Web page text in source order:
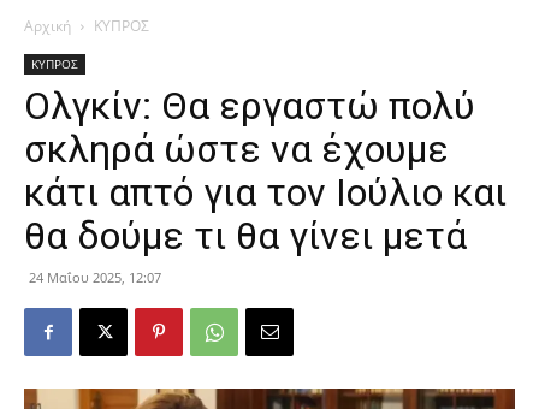
Αρχική ΚΥΠΡΟΣ
ΚΥΠΡΟΣ
Ολγκίν: Θα εργαστώ πολύ
σκληρά ώστε να έχουμε
κάτι απτό για τον Ιούλιο και
θα δούμε τι θα γίνει μετά
24 Μαΐου 2025, 12:07